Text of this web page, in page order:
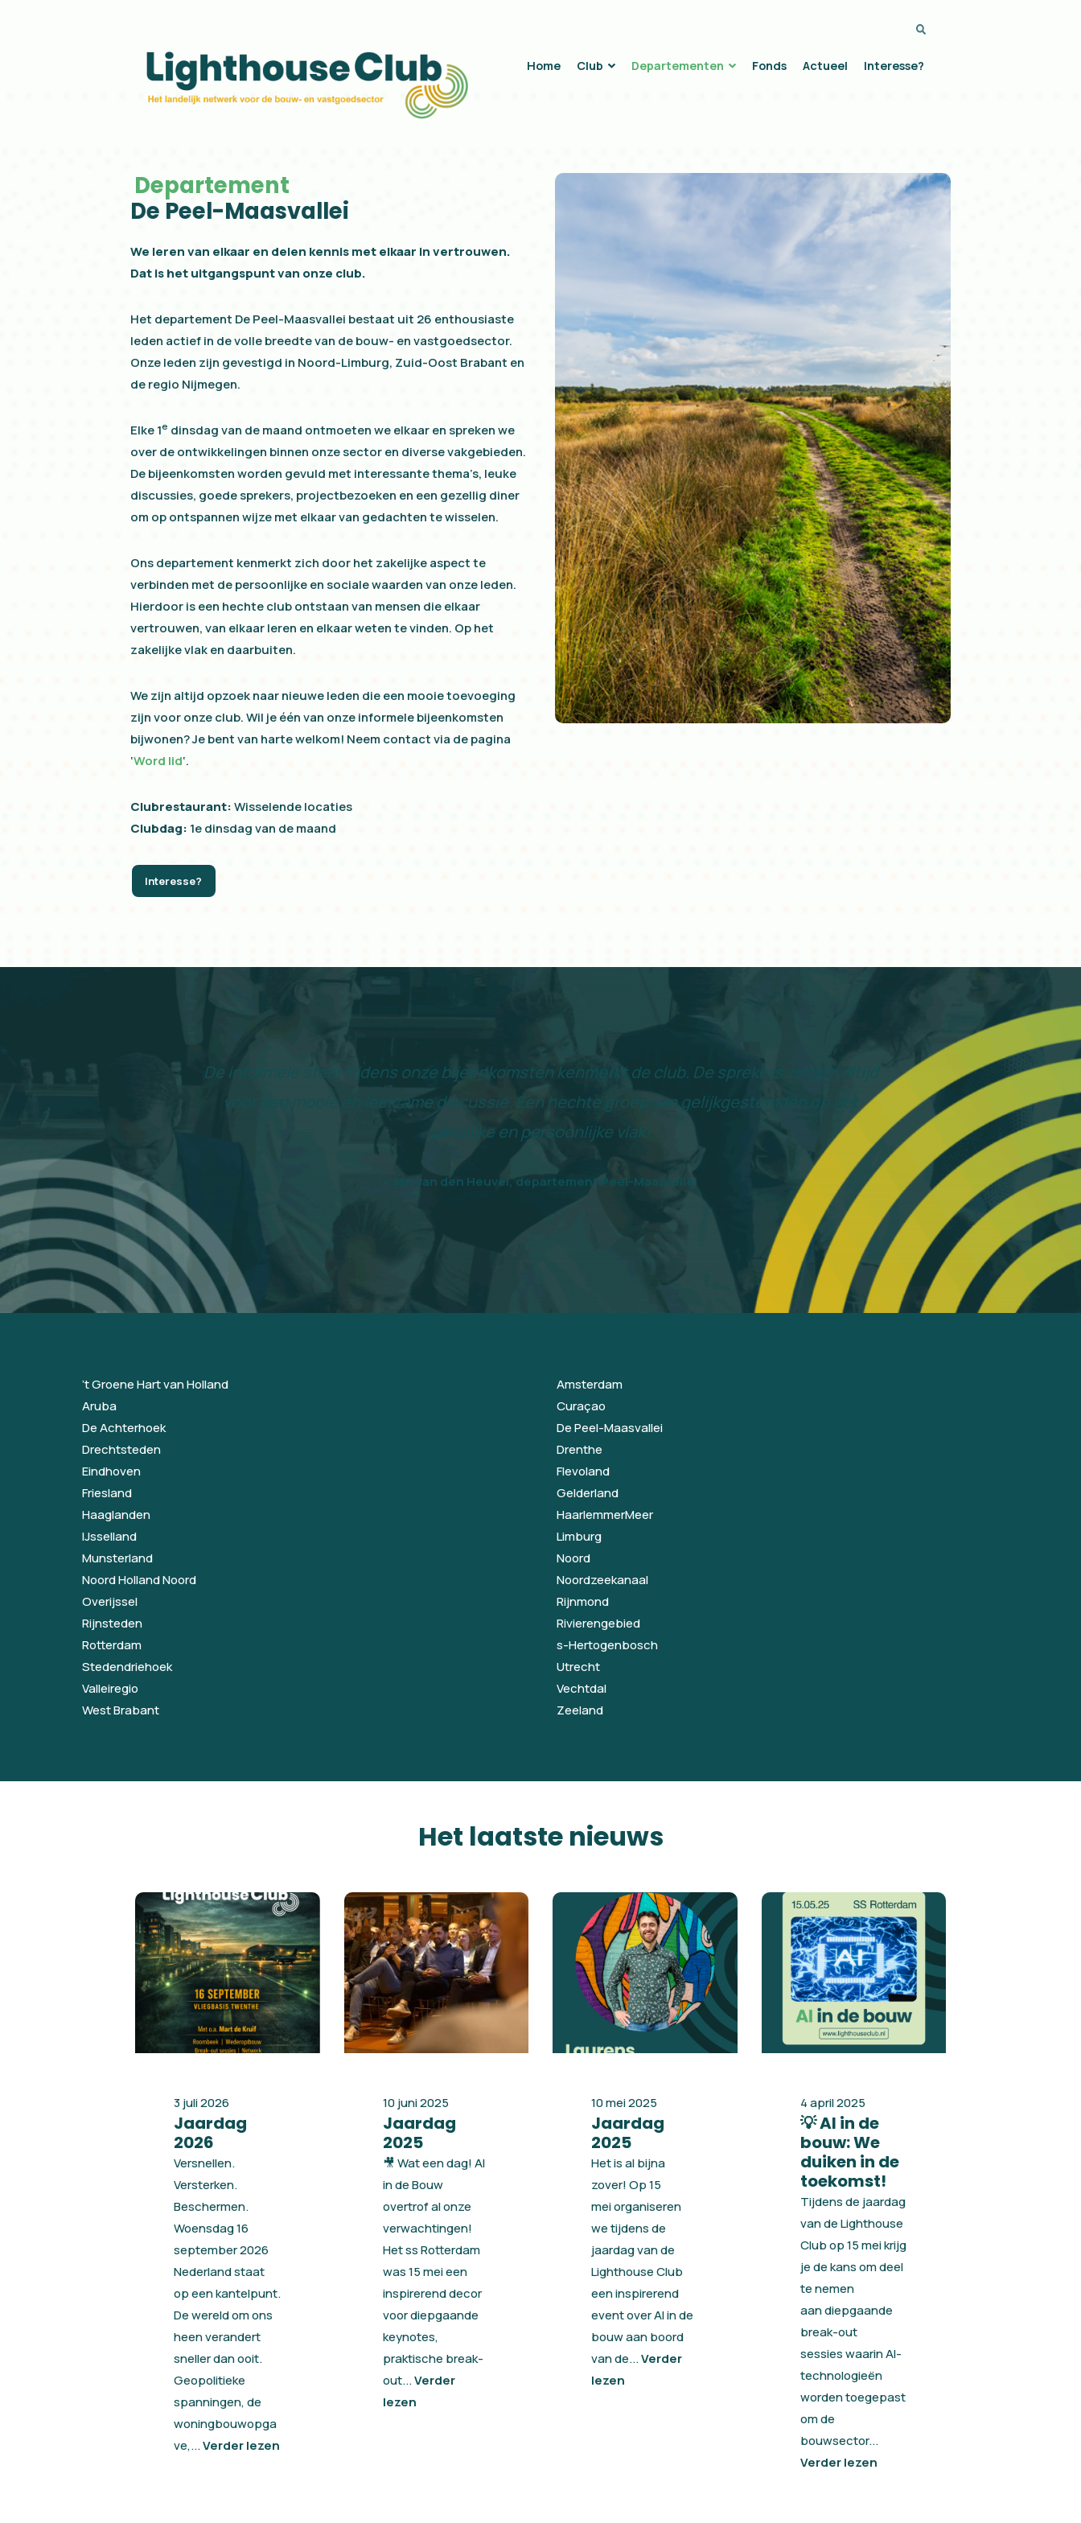
Home Club Departementen Fonds Actueel Interesse?
Zoeken...
Departement
De Peel-Maasvallei
We leren van elkaar en delen kennis met elkaar in vertrouwen.
Dat is het uitgangspunt van onze club.
Het departement De Peel-Maasvallei bestaat uit 26 enthousiaste
leden actief in de volle breedte van de bouw- en vastgoedsector.
Onze leden zijn gevestigd in Noord-Limburg, Zuid-Oost Brabant en
de regio Nijmegen.
Elke 1e dinsdag van de maand ontmoeten we elkaar en spreken we
over de ontwikkelingen binnen onze sector en diverse vakgebieden.
De bijeenkomsten worden gevuld met interessante thema’s, leuke
discussies, goede sprekers, projectbezoeken en een gezellig diner
om op ontspannen wijze met elkaar van gedachten te wisselen.
Ons departement kenmerkt zich door het zakelijke aspect te
verbinden met de persoonlijke en sociale waarden van onze leden.
Hierdoor is een hechte club ontstaan van mensen die elkaar
vertrouwen, van elkaar leren en elkaar weten te vinden. Op het
zakelijke vlak en daarbuiten.
We zijn altijd opzoek naar nieuwe leden die een mooie toevoeging
zijn voor onze club. Wil je één van onze informele bijeenkomsten
bijwonen? Je bent van harte welkom! Neem contact via de pagina
‘Word lid‘.
Clubrestaurant:Wisselende locaties
Clubdag: 1e dinsdag van de maand
Interesse?
De informele sfeer tijdens onze bijeenkomsten kenmerkt de club. De sprekers zorgen altijd
voor een mooie en leerzame discussie. Een hechte groep van gelijkgestemden op het
zakelijke en persoonlijke vlak!
– Jan van den Heuvel, departement Peel-Maasvallei
’t Groene Hart van Holland
Amsterdam
Aruba
Curaçao
De Achterhoek
De Peel-Maasvallei
Drechtsteden
Drenthe
Eindhoven
Flevoland
Friesland
Gelderland
Haaglanden
HaarlemmerMeer
IJsselland
Limburg
Munsterland
Noord
Noord Holland Noord
Noordzeekanaal
Overijssel
Rijnmond
Rijnsteden
Rivierengebied
Rotterdam
s-Hertogenbosch
Stedendriehoek
Utrecht
Valleiregio
Vechtdal
West Brabant
Zeeland
Het laatste nieuws
3 juli 2026
Jaardag
2026
Versnellen.
Versterken.
Beschermen.
Woensdag 16
september 2026
Nederland staat
op een kantelpunt.
De wereld om ons
heen verandert
sneller dan ooit.
Geopolitieke
spanningen, de
woningbouwopga
ve,...Verder lezen
10 juni 2025
Jaardag
2025
🎥 Wat een dag! AI
in de Bouw
overtrof al onze
verwachtingen!
Het ss Rotterdam
was 15 mei een
inspirerend decor
voor diepgaande
keynotes,
praktische break-
out...Verder
lezen
10 mei 2025
Jaardag
2025
Het is al bijna
zover! Op 15
mei organiseren
we tijdens de
jaardag van de
Lighthouse Club
een inspirerend
event over AI in de
bouw aan boord
van de...Verder
lezen
4 april 2025
💡 AI in de
bouw: We
duiken in de
toekomst!
Tijdens de jaardag
van de Lighthouse
Club op 15 mei krijg
je de kans om deel
te nemen
aan diepgaande
break-out
sessies waarin AI-
technologieën
worden toegepast
om de
bouwsector...
Verder lezen